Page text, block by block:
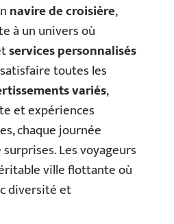
navire de croisière,
à un univers où
services personnalisés
toutes les
variés,
et expériences
chaque journée
Les voyageurs
ville flottante où
diversité et